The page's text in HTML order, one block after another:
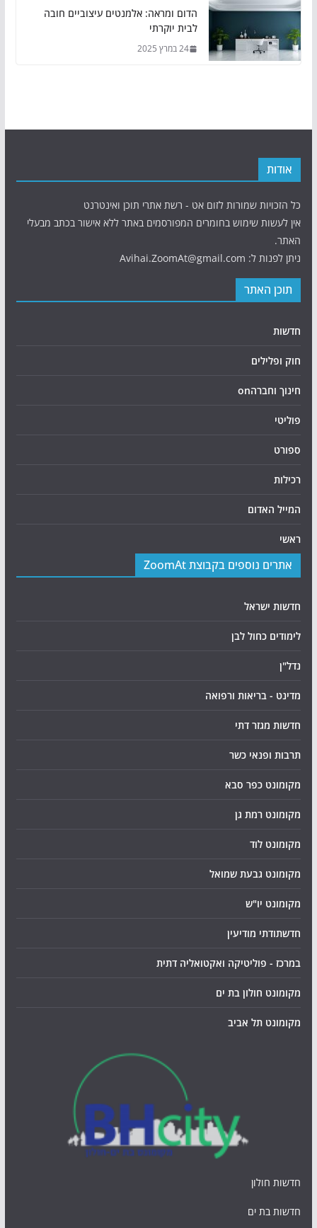
הדום ומראה: אלמנטים עיצוביים חובה
לבית יוקרתי
24 במרץ 2025
אודות
כל הזכויות שמורות לזום אט - רשת אתרי תוכן ואינטרנט
אין לעשות שימוש בחומרים המפורסמים באתר ללא אישור בכתב מבעלי
האתר.
ניתן לפנות ל: Avihai.ZoomAt@gmail.com
תוכן האתר
חדשות
חוק ופלילים
חינוך וחברהon
פוליטי
ספורט
רכילות
המייל האדום
ראשי
אתרים נוספים בקבוצת ZoomAt
חדשות ישראל
לימודים כחול לבן
נדל"ן
מדינט - בריאות ורפואה
חדשות מגזר דתי
תרבות ופנאי כשר
מקומונט כפר סבא
מקומונט רמת גן
מקומונט לוד
מקומונט גבעת שמואל
מקומונט יו"ש
חדשתודתי מודיעין
במרכז - פוליטיקה ואקטואליה דתית
מקומונט חולון בת ים
מקומונט תל אביב
חדשות חולון
חדשות בת ים